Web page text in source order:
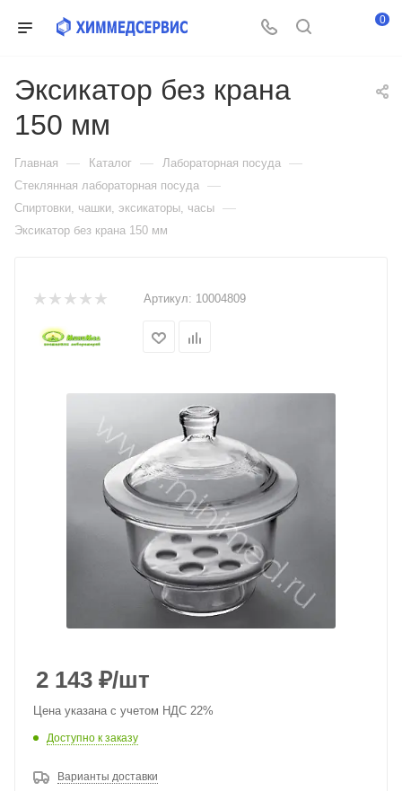
0
Эксикатор без крана
150 мм
Главная — Каталог — Лабораторная посуда —
Стеклянная лабораторная посуда —
Спиртовки, чашки, эксикаторы, часы —
Эксикатор без крана 150 мм
Артикул: 10004809
2 143 ₽/шт
Цена указана с учетом НДС 22%
Доступно к заказу
Варианты доставки